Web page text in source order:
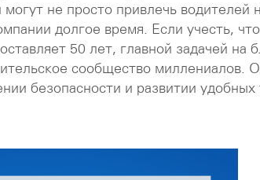
не просто привлечь водителей
долгое время. Если учесть,
50 лет, главной задачей на
сообщество миллениалов.
безопасности и развитии удобных